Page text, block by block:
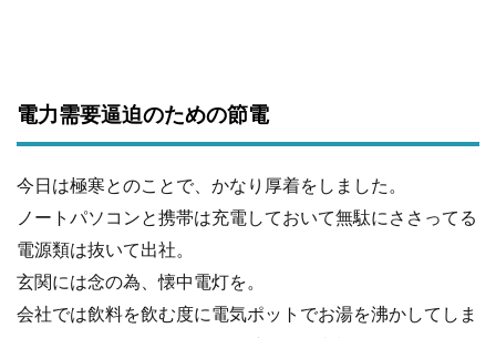
電力需要逼迫のための節電
今日は極寒とのことで、かなり厚着をしました。
ノートパソコンと携帯は充電しておいて無駄にささってる
電源類は抜いて出社。
玄関には念の為、懐中電灯を。
会社では飲料を飲む度に電気ポットでお湯を沸かしてしま